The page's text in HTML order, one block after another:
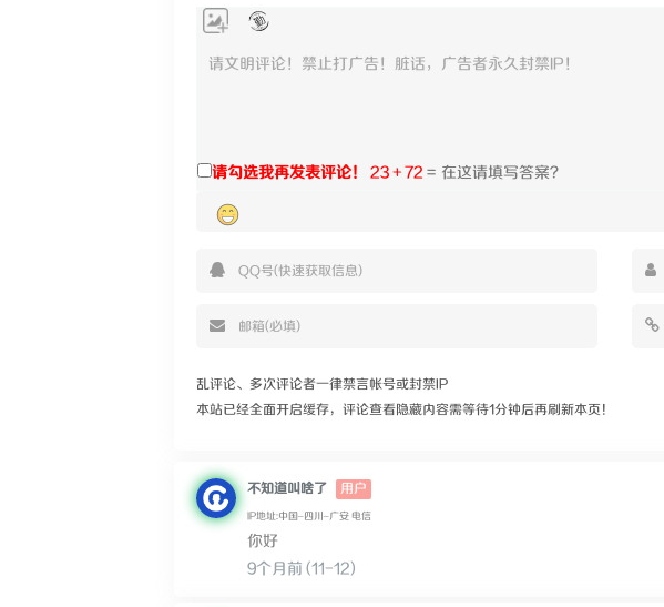
请勾选我再发表评论！ 23 + 72 =
乱评论、多次评论者一律禁言帐号或封禁IP
本站已经全面开启缓存，评论查看隐藏内容需等待1分钟后再刷新本页！
不知道叫啥了 用户
IP地址:中国–四川–广安 电信
你好
9个月前 (11-12)